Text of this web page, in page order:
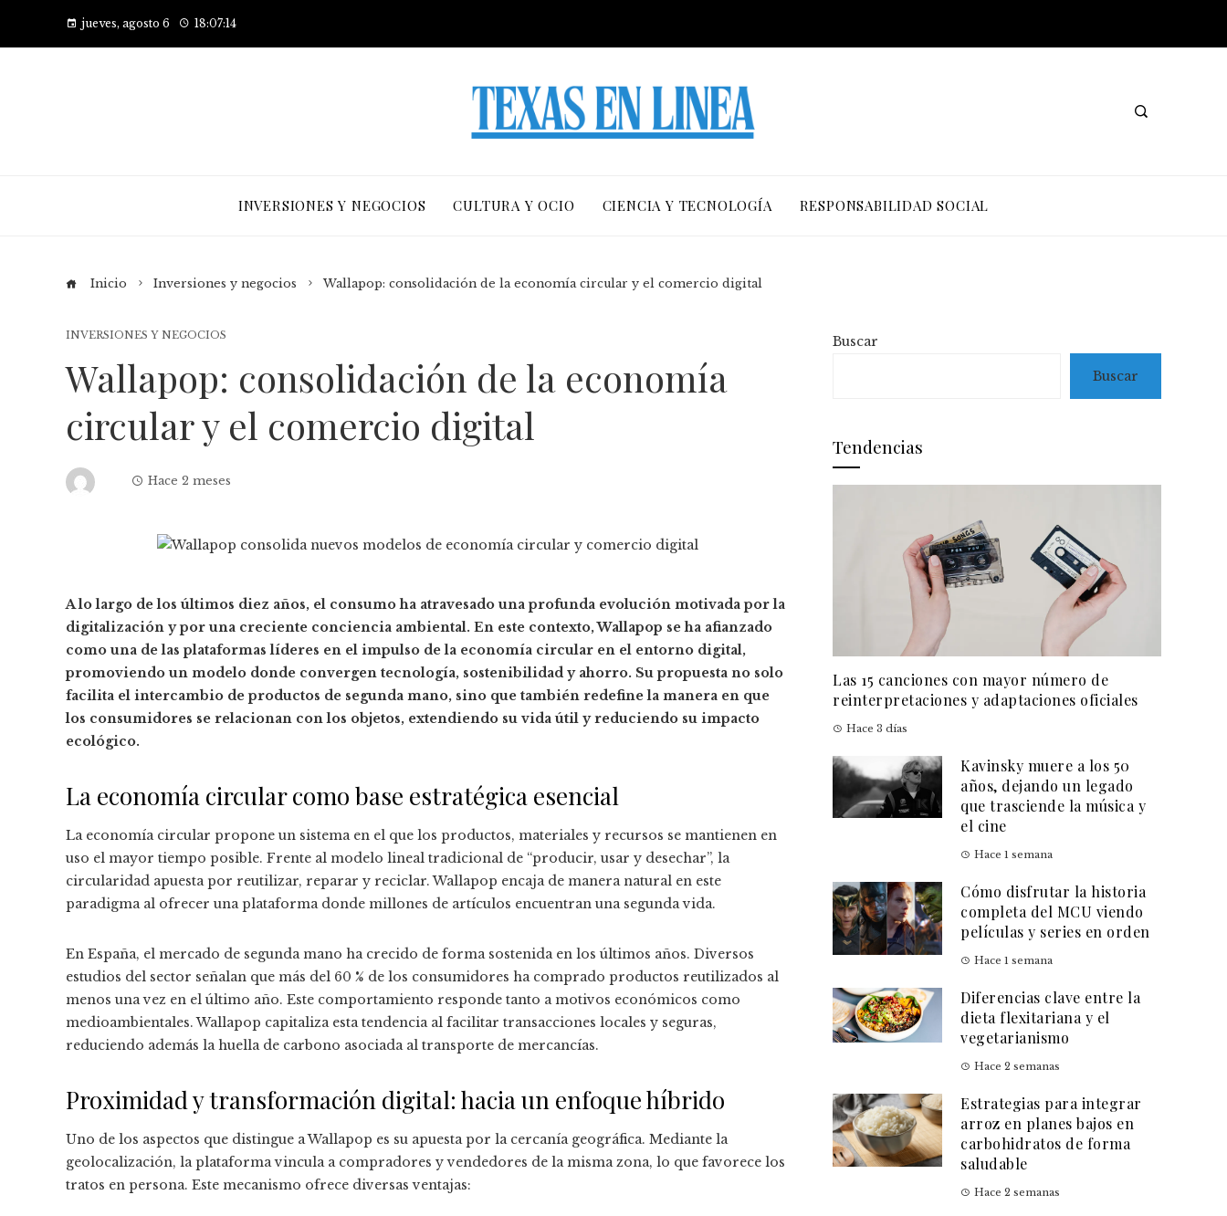
jueves, agosto 6 18:07:15
INVERSIONES Y NEGOCIOS CULTURA Y OCIO CIENCIA Y TECNOLOGÍA RESPONSABILIDAD SOCIAL
Inicio Inversiones y negocios Wallapop: consolidación de la economía circular y el comercio digital
INVERSIONES Y NEGOCIOS
Wallapop: consolidación de la economía
circular y el comercio digital
Hace 2 meses
A lo largo de los últimos diez años, el consumo ha atravesado una profunda evolución motivada por la
digitalización y por una creciente conciencia ambiental. En este contexto, Wallapop se ha afianzado
como una de las plataformas líderes en el impulso de la economía circular en el entorno digital,
promoviendo un modelo donde convergen tecnología, sostenibilidad y ahorro. Su propuesta no solo
facilita el intercambio de productos de segunda mano, sino que también redefine la manera en que
los consumidores se relacionan con los objetos, extendiendo su vida útil y reduciendo su impacto
ecológico.
La economía circular como base estratégica esencial
La economía circular propone un sistema en el que los productos, materiales y recursos se mantienen en
uso el mayor tiempo posible. Frente al modelo lineal tradicional de “producir, usar y desechar”, la
circularidad apuesta por reutilizar, reparar y reciclar. Wallapop encaja de manera natural en este
paradigma al ofrecer una plataforma donde millones de artículos encuentran una segunda vida.
En España, el mercado de segunda mano ha crecido de forma sostenida en los últimos años. Diversos
estudios del sector señalan que más del 60 % de los consumidores ha comprado productos reutilizados al
menos una vez en el último año. Este comportamiento responde tanto a motivos económicos como
medioambientales. Wallapop capitaliza esta tendencia al facilitar transacciones locales y seguras,
reduciendo además la huella de carbono asociada al transporte de mercancías.
Proximidad y transformación digital: hacia un enfoque híbrido
Uno de los aspectos que distingue a Wallapop es su apuesta por la cercanía geográfica. Mediante la
geolocalización, la plataforma vincula a compradores y vendedores de la misma zona, lo que favorece los
tratos en persona. Este mecanismo ofrece diversas ventajas:
Buscar
Buscar
Tendencias
Las 15 canciones con mayor número de
reinterpretaciones y adaptaciones oficiales
Hace 3 días
Kavinsky muere a los 50
años, dejando un legado
que trasciende la música y
el cine
Hace 1 semana
Cómo disfrutar la historia
completa del MCU viendo
películas y series en orden
Hace 1 semana
Diferencias clave entre la
dieta flexitariana y el
vegetarianismo
Hace 2 semanas
Estrategias para integrar
arroz en planes bajos en
carbohidratos de forma
saludable
Hace 2 semanas